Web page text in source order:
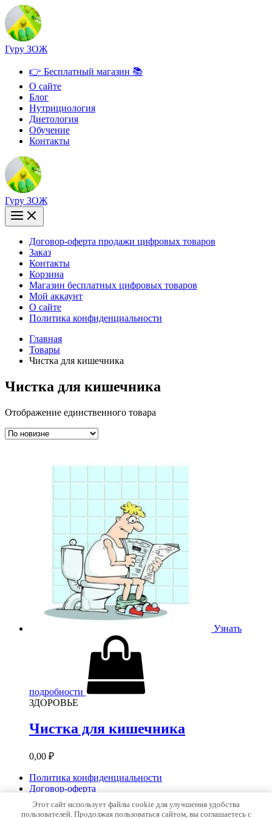
Перейти
к
содержимому
Гуру ЗОЖ
👉 Бесплатный магазин 📚
О сайте
Блог
Нутрициология
Диетология
Обучение
Контакты
Гуру ЗОЖ
Договор-оферта продажи цифровых товаров
Заказ
Контакты
Корзина
Магазин бесплатных цифровых товаров
Мой аккаунт
О сайте
Политика конфиденциальности
Главная
Товары
Чистка для кишечника
Чистка для кишечника
Отображение единственного товара
Узнать
подробности
ЗДОРОВЬЕ
Чистка для кишечника
0,00 ₽
Политика конфиденциальности
Договор-оферта
© 2026 Гуру ЗОЖ | Все права защищены |
Этот сайт использует файлы cookie для улучшения удобства
пользователей. Продолжая пользоваться сайтом, вы соглашаетесь с